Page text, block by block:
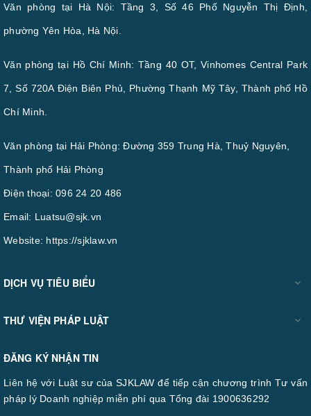
Văn phòng tại Hà Nội: Tầng 3, Số 46 Phố Nguyễn Thị Định,
phường Yên Hòa, Hà Nội.
Văn phòng tại Hồ Chí Minh: Tầng 40 OT, Vinhomes Central Park
7, Số 720A Điện Biên Phủ, Phường Thạnh Mỹ Tây, Thành phố Hồ
Chí Minh.
Văn phòng tại Hải Phòng: Đường 359 Trung Hà, Thuỷ Nguyên,
Thành phố Hải Phòng
Điện thoại: 096 24 20 486
Email: Luatsu@sjk.vn
Website: https://sjklaw.vn
DỊCH VỤ TIÊU BIỂU
THƯ VIỆN PHÁP LUẬT
ĐĂNG KÝ NHẬN TIN
Liên hệ với Luật sư của SJKLAW để tiếp cận chương trình Tư vấn
pháp lý Doanh nghiệp miễn phí qua Tổng đài 1900636292